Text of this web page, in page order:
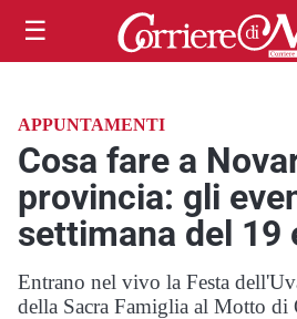
☰
APPUNTAMENTI
Cosa fare a
provincia: gli
settimana del 19
Entrano nel vivo la Festa
della Sacra Famiglia al Motto di